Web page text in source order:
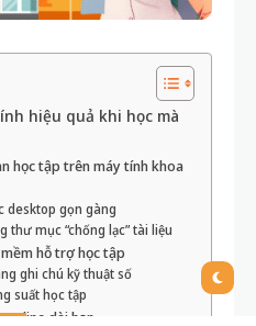
hiệu quả khi học mà
học tập trên máy tính khoa
desktop gọn gàng
thư mục “chống lạc” tài liệu
hỗ trợ học tập
ghi chú kỹ thuật số
suất học tập
online dài hạn